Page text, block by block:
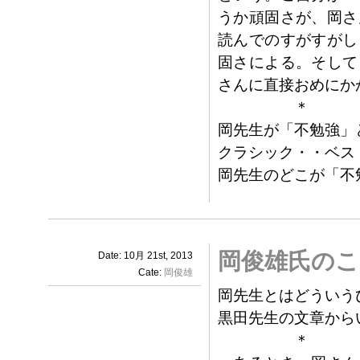
うか頑固さが、岡
読んでのすがすが
固さによる。そし
さんに直接おめに
＊
岡先生が「不勉強
クラシック・・ベ
岡先生のどこが「
Date: 10月 21st, 2013
Cate: 岡俊雄 岡俊雄氏の
岡先生とはどうい
黒田先生の文章か
＊